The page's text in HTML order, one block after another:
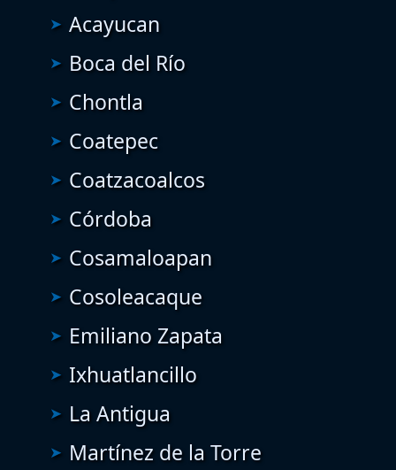
Acayucan
Boca del Río
Chontla
Coatepec
Coatzacoalcos
Córdoba
Cosamaloapan
Cosoleacaque
Emiliano Zapata
Ixhuatlancillo
La Antigua
Martínez de la Torre